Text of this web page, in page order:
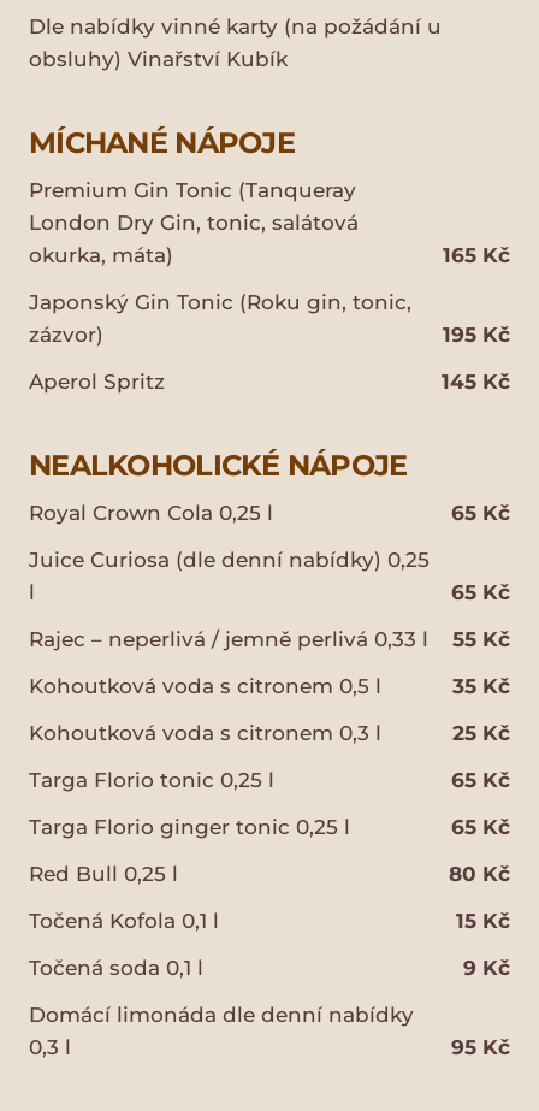
Dle nabídky vinné karty (na požádání u
obsluhy) Vinařství Kubík
MÍCHANÉ NÁPOJE
Premium Gin Tonic (Tanqueray
London Dry Gin, tonic, salátová
okurka, máta)
165 Kč
Japonský Gin Tonic (Roku gin, tonic,
zázvor)
195 Kč
Aperol Spritz
145 Kč
NEALKOHOLICKÉ NÁPOJE
Royal Crown Cola 0,25 l
65 Kč
Juice Curiosa (dle denní nabídky) 0,25
l
65 Kč
Rajec – neperlivá / jemně perlivá 0,33 l
55 Kč
Kohoutková voda s citronem 0,5 l
35 Kč
Kohoutková voda s citronem 0,3 l
25 Kč
Targa Florio tonic 0,25 l
65 Kč
Targa Florio ginger tonic 0,25 l
65 Kč
Red Bull 0,25 l
80 Kč
Točená Kofola 0,1 l
15 Kč
Točená soda 0,1 l
9 Kč
Domácí limonáda dle denní nabídky
0,3 l
95 Kč